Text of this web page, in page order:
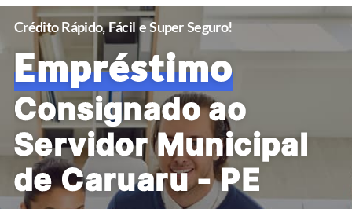
Crédito Rápido, Fácil e Super Seguro!
Empréstimo
Consignado ao
Servidor Municipal
de Caruaru - PE